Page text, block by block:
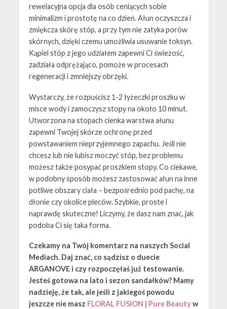
rewelacyjna opcja dla osób ceniących sobie
minimalizm i prostotę na co dzień. Ałun oczyszcza i
zmiękcza skórę stóp, a przy tym nie zatyka porów
skórnych, dzięki czemu umożliwia usuwanie toksyn.
Kąpiel stóp z jego udziałem zapewni Ci świeżość,
zadziała odprężająco, pomoże w procesach
regeneracji i zmniejszy obrzęki.
Wystarczy, że rozpuścisz 1-2 łyżeczki proszku w
misce wody i zamoczysz stopy na około 10 minut.
Utworzona na stopach cienka warstwa ałunu
zapewni Twojej skórze ochronę przed
powstawaniem nieprzyjemnego zapachu. Jeśli nie
chcesz lub nie lubisz moczyć stóp, bez problemu
możesz także posypać proszkiem stopy. Co ciekawe,
w podobny sposób możesz zastosować ałun na inne
potliwe obszary ciała – bezpośrednio pod pachę, na
dłonie czy okolice pleców. Szybkie, proste i
naprawdę skuteczne! Liczymy, że dasz nam znać, jak
podoba Ci się taka forma.
Czekamy na Twój komentarz na naszych Social
Mediach. Daj znać, co sądzisz o duecie
ARGANOVE i czy rozpoczęłaś już testowanie.
Jesteś gotowa na lato i sezon sandałków? Mamy
nadzieję, że tak, ale jeśli z jakiegoś powodu
jeszcze nie masz FLORAL FUSION | Pure Beautyw